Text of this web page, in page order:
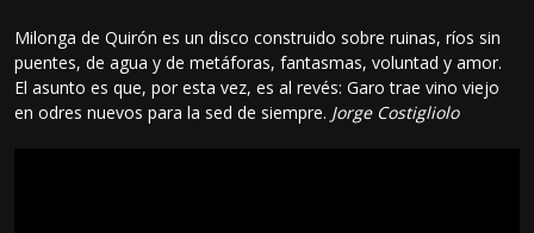
Milonga de Quirón es un disco construido sobre ruinas, ríos sin
puentes, de agua y de metáforas, fantasmas, voluntad y amor.
El asunto es que, por esta vez, es al revés: Garo trae vino viejo
en odres nuevos para la sed de siempre. Jorge Costigliolo